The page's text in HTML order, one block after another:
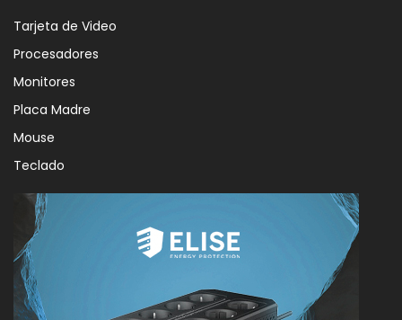
Tarjeta de Video
Procesadores
Monitores
Placa Madre
Mouse
Teclado